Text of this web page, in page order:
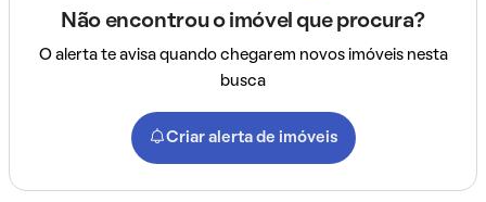
Não encontrou o imóvel que procura?
O alerta te avisa quando chegarem novos imóveis nesta
busca
Criar alerta de imóveis